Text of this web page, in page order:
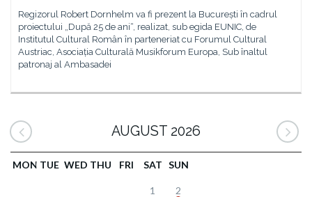
Regizorul Robert Dornhelm va fi prezent la București în cadrul
proiectului „După 25 de ani“, realizat, sub egida EUNIC, de
Institutul Cultural Român în parteneriat cu Forumul Cultural
Austriac, Asociația Culturală Musikforum Europa, Sub înaltul
patronaj al Ambasadei
AUGUST 2026
MON TUE WED THU FRI SAT SUN
1 2